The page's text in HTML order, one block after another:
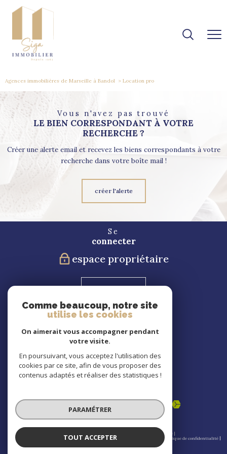
Agences immobilières de Marseille à Bandol Location pro
Vous n'avez pas trouvé
LE BIEN CORRESPONDANT À VOTRE
RECHERCHE ?
Créer une alerte email et recevez les biens correspondants à votre
recherche dans votre boîte mail !
créer l'alerte
Se
connecter
espace propriétaire
suivre
Nous
© 2026 | Tous droits réservés | Traduction powered by Google |
Nos honoraires
Plan du site Mentions légales Admin
Politique de confidentialité
Comme beaucoup, notre site
utilise les cookies
On aimerait vous accompagner pendant
votre visite.
En poursuivant, vous acceptez l'utilisation des
cookies par ce site, afin de vous proposer des
contenus adaptés et réaliser des statistiques !
PARAMÉTRER
TOUT ACCEPTER